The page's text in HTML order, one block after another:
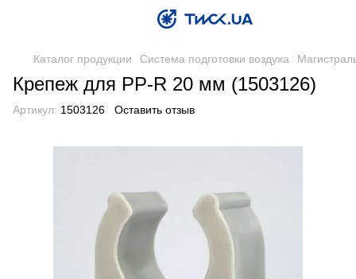
Каталог продукции Система подготовки воздуха
Крепеж для PP-R 20 мм (1503126)
Артикул: 1503126 Оставить отзыв